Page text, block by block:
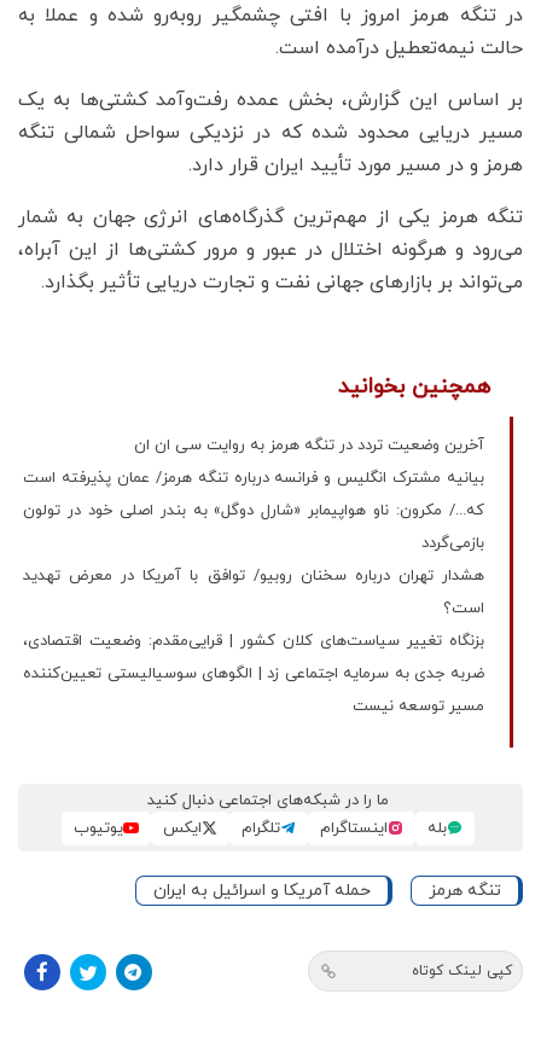
در تنگه هرمز امروز با افتی چشمگیر روبه‌رو شده و عملا به
حالت نیمه‌تعطیل درآمده است.
بر اساس این گزارش، بخش عمده رفت‌وآمد کشتی‌ها به یک
مسیر دریایی محدود شده که در نزدیکی سواحل شمالی تنگه
هرمز و در مسیر مورد تأیید ایران قرار دارد.
تنگه هرمز یکی از مهم‌ترین گذرگاه‌های انرژی جهان به شمار
می‌رود و هرگونه اختلال در عبور و مرور کشتی‌ها از این آبراه،
می‌تواند بر بازارهای جهانی نفت و تجارت دریایی تأثیر بگذارد.
همچنین بخوانید
آخرین وضعیت تردد در تنگه هرمز به روایت سی ان ان
بیانیه مشترک انگلیس و فرانسه درباره تنگه هرمز/ عمان پذیرفته است
که.../ مکرون: ناو هواپیمابر «شارل دوگل» به بندر اصلی خود در تولون
بازمی‌گردد
هشدار تهران درباره سخنان روبیو/ توافق با آمریکا در معرض تهدید
است؟
بزنگاه تغییر سیاست‌های کلان کشور | قرایی‌مقدم: وضعیت اقتصادی،
ضربه جدی به سرمایه اجتماعی زد | الگوهای سوسیالیستی تعیین‌کننده
مسیر توسعه نیست
ما را در شبکه‌های اجتماعی دنبال کنید
بله
اینستاگرام تلگرام ایکس یوتیوب
تنگه هرمز حمله آمریکا و اسرائیل به ایران
کپی لینک کوتاه